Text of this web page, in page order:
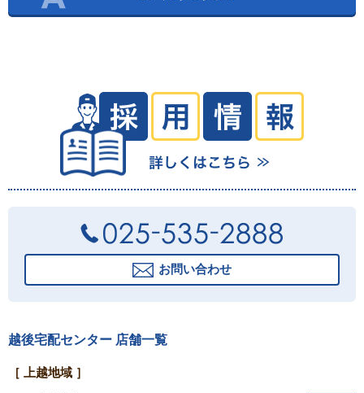
お問い合わせ
越後宅配センター 店舗一覧
［ 上越地域 ］